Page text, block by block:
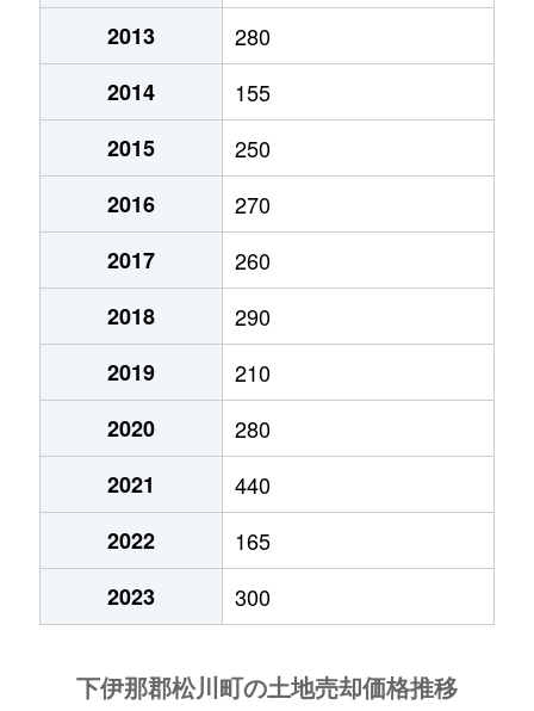
2013
280
2014
155
2015
250
2016
270
2017
260
2018
290
2019
210
2020
280
2021
440
2022
165
2023
300